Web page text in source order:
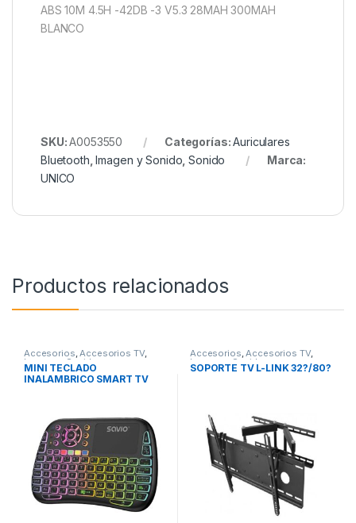
ABS 10M 4.5H -42DB -3 V5.3 28MAH 300MAH
BLANCO
SKU:A0053550 Categorías:Auriculares
Bluetooth ,Imagen y Sonido ,Sonido
Marca:
UNICO
Productos relacionados
Accesorios,Accesorios TV,
Imagen y Sonido
MINI TECLADO
INALAMBRICO SMART TV
Accesorios,Accesorios TV,
Imagen y Sonido
SOPORTE TV L-LINK 32?/80?